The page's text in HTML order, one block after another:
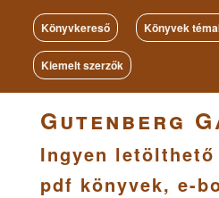
Könyvkereső Könyvek
Kiemelt szerzők
Gutenberg
Ingyen letölthető
pdf könyvek, e-